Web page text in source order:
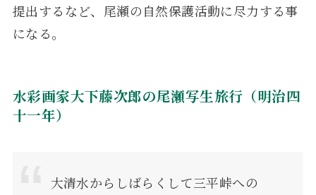
提出するなど、尾瀬の自然保護活動に尽力する事
になる。
水彩画家大下藤次郎の尾瀬写生旅行（明治四
十一年）
大清水からしばらくして三平峠への